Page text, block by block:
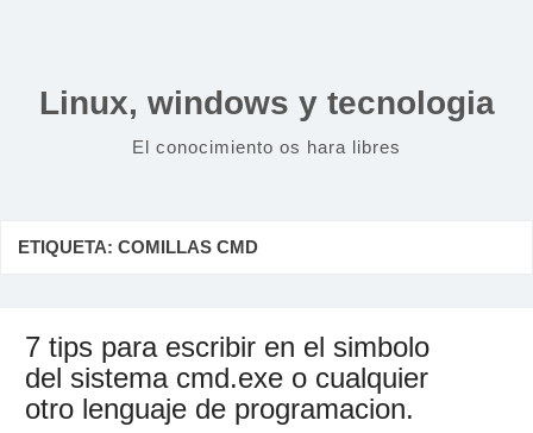
Linux, windows y tecnologia
El conocimiento os hara libres
ETIQUETA: COMILLAS CMD
7 tips para escribir en el simbolo
del sistema cmd.exe o cualquier
otro lenguaje de programacion.